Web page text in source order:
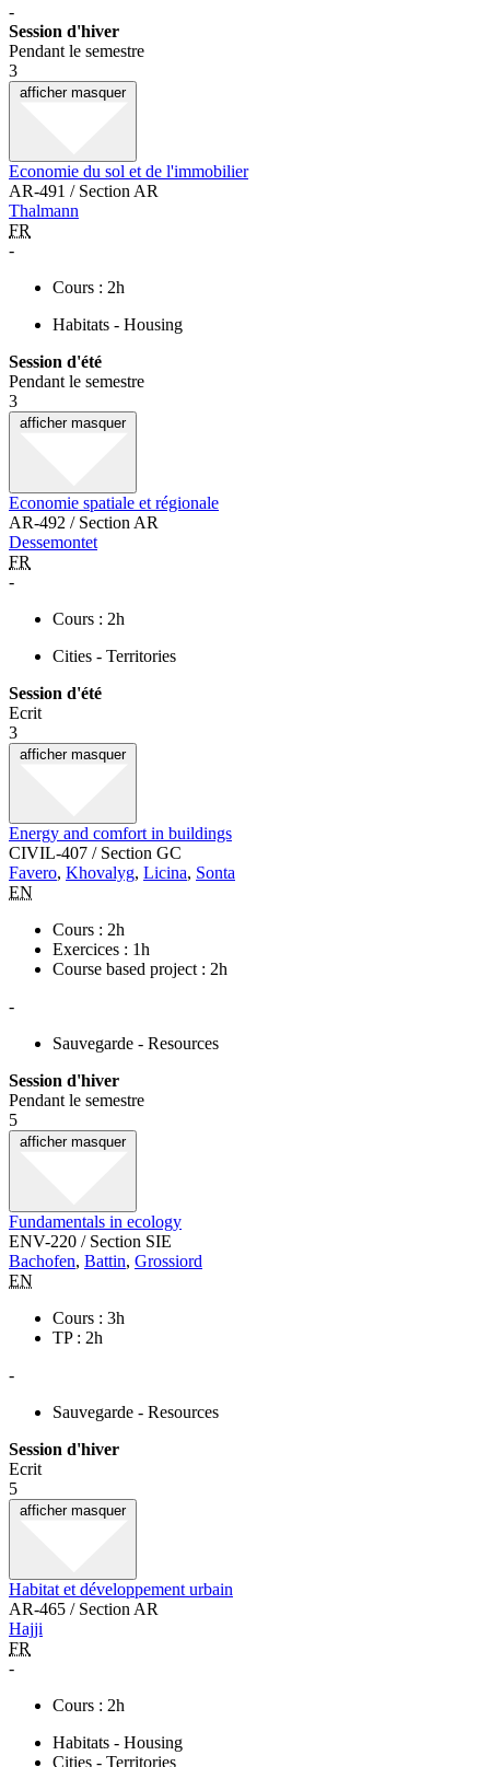
-
Session d'hiver
Pendant le semestre
3
afficher masquer
Economie du sol et de l'immobilier
AR-491 / Section AR
Thalmann
FR
-
Cours : 2h
Habitats - Housing
Session d'été
Pendant le semestre
3
afficher masquer
Economie spatiale et régionale
AR-492 / Section AR
Dessemontet
FR
-
Cours : 2h
Cities - Territories
Session d'été
Ecrit
3
afficher masquer
Energy and comfort in buildings
CIVIL-407 / Section GC
Favero, Khovalyg, Licina, Sonta
EN
Cours : 2h
Exercices : 1h
Course based project : 2h
-
Sauvegarde - Resources
Session d'hiver
Pendant le semestre
5
afficher masquer
Fundamentals in ecology
ENV-220 / Section SIE
Bachofen, Battin, Grossiord
EN
Cours : 3h
TP : 2h
-
Sauvegarde - Resources
Session d'hiver
Ecrit
5
afficher masquer
Habitat et développement urbain
AR-465 / Section AR
Hajji
FR
-
Cours : 2h
Habitats - Housing
Cities - Territories